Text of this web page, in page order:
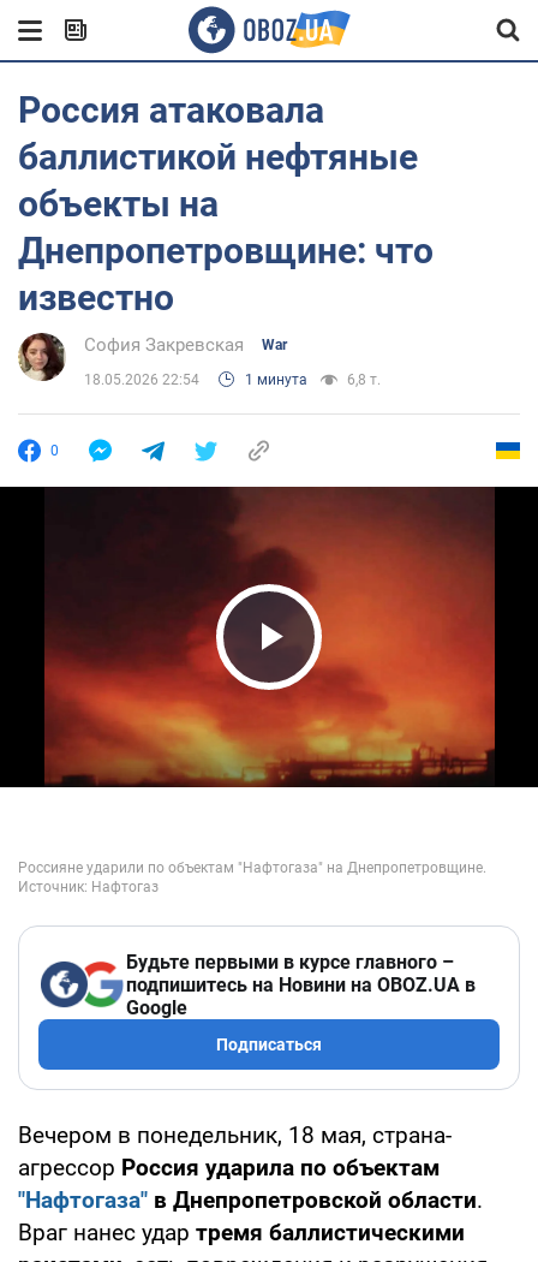
Россия атаковала
баллистикой нефтяные
объекты на
Днепропетровщине: что
известно
София Закревская War
18.05.2026 22:54 1 минута 6,8 т.
0
Play Video
Будьте первыми в курсе главного –
подпишитесь на Новини на OBOZ.UA в
Google
Подписаться
Вечером в понедельник, 18 мая, страна-
агрессор Россия ударила по объектам
"Нафтогаза" в Днепропетровской области.
Враг нанес удар тремя баллистическими